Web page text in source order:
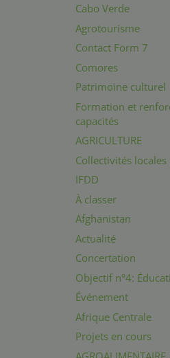
Cabo Verde
Agrotourisme
Contact Form 7
Comores
Patrimoine culturel
Formation et
capacités
AGRICULTURE
Collectivités locales
IFDD
À classer
Afghanistan
Actualité
Concertation
Objectif n°4:
Événement
Afrique Centrale
Projets en cours